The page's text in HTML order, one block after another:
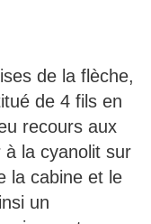
de la flèche,
de 4 fils en
recours aux
la cyanolit sur
la cabine et le
un